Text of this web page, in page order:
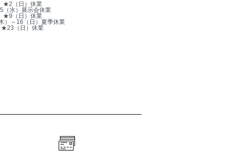
★2（日）休業
（水）展示会休業
★9（日）休業
）～16（日）夏季休業
★23（日）休業